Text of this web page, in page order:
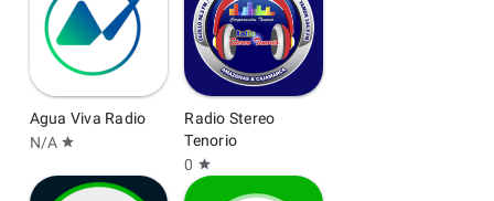
Agua Viva Radio
N/A star
Radio Stereo
Tenorio
0 star